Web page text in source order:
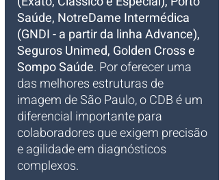
Saúde, NotreDame Intermédica
(GNDI - a partir da linha Advance),
Seguros Unimed, Golden Cross e
Sompo Saúde. Por oferecer uma
das melhores estruturas de
imagem de São Paulo, o CDB é um
diferencial importante para
colaboradores que exigem precisão
e agilidade em diagnósticos
complexos.